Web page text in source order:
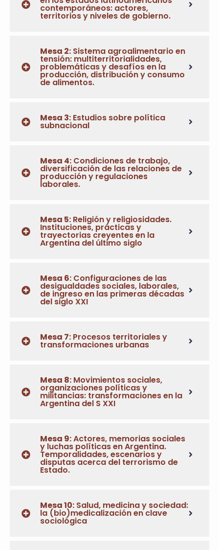
contemporáneos: actores,
territorios y niveles de gobierno.
Mesa 2: Sistema agroalimentario en
tensión: multiterritorialidades,
problemáticas y desafíos en la
producción, distribución y consumo
de alimentos.
Mesa 3: Estudios sobre política
subnacional
Mesa 4: Condiciones de trabajo,
diversificación de las relaciones de
producción y regulaciones
laborales.
Mesa 5: Religión y religiosidades.
Instituciones, prácticas y
trayectorias creyentes en la
Argentina del último siglo
Mesa 6: Configuraciones de las
desigualdades sociales, laborales,
de ingreso en las primeras décadas
del siglo XXI
Mesa 7: Procesos territoriales y
transformaciones urbanas
Mesa 8: Movimientos sociales,
organizaciones políticas y
militancias: transformaciones en la
Argentina del S XXI
Mesa 9:Actores, memorias sociales
y luchas políticas en Argentina.
Temporalidades, escenarios y
disputas acerca del terrorismo de
Estado.
Mesa 10: Salud, medicina y sociedad:
la (bio)medicalización en clave
sociológica